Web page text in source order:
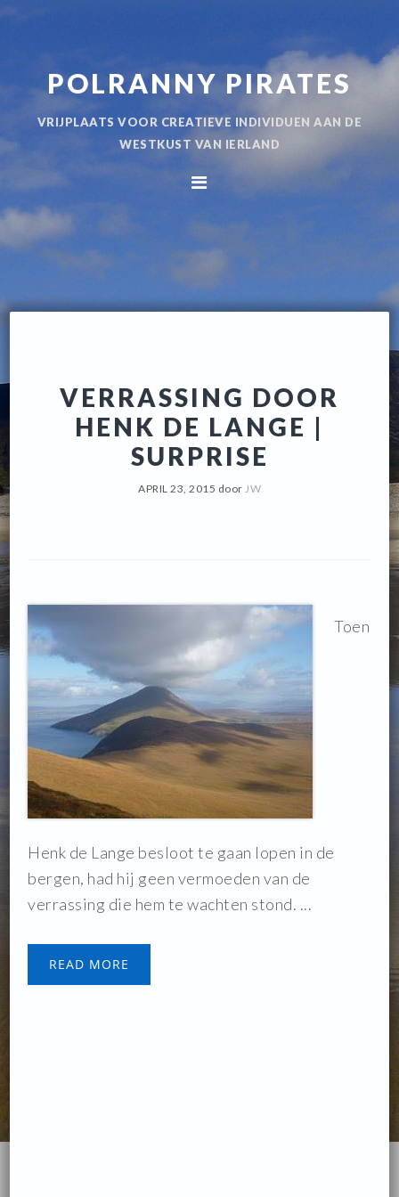
hoofdnavigatie
hoofd
inhoud
POLRANNY PIRATES
VRIJPLAATS VOOR CREATIEVE INDIVIDUEN AAN DE
WESTKUST VAN IERLAND
VERRASSING DOOR
HENK DE LANGE |
SURPRISE
APRIL 23, 2015 door JW
Toen
Henk de Lange besloot te gaan lopen in de
bergen, had hij geen vermoeden van de
verrassing die hem te wachten stond. ...
READ MORE